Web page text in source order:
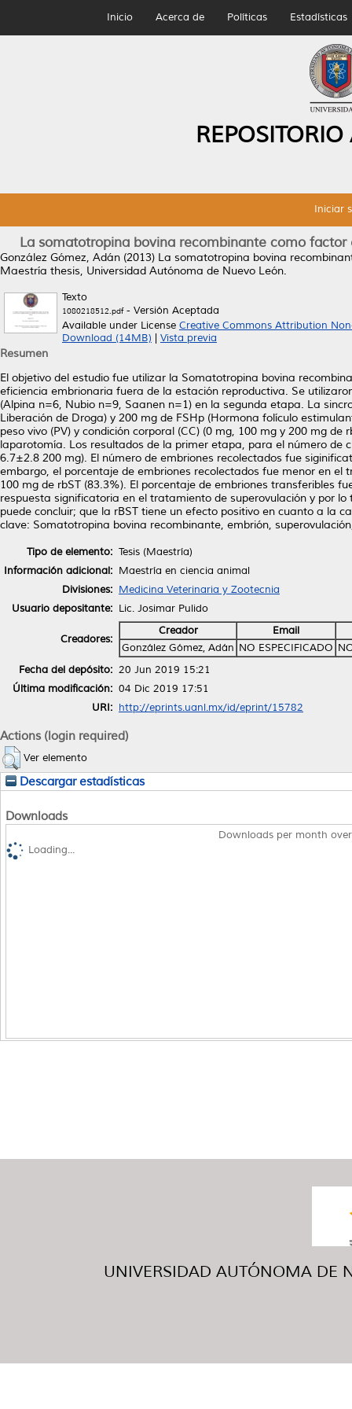
Inicio Acerca de Políticas Estadísticas
Iniciar
La somatotropina bovina recombinante como
González Gómez, Adán (2013) La somatotropina bovina
Maestría thesis, Universidad Autónoma de Nuevo León.
Texto
1080218512.pdf- Versión Aceptada
Available under License Creative Commons Attribution
Download (14MB)
Vista previa
Resumen
El objetivo del estudio fue utilizar la Somatotropina bovina
eficiencia embrionaria fuera de la estación reproductiva. Se
(Alpina n=6, Nubio n=9, Saanen n=1) en la segunda etapa. La
Liberación de Droga) y 200 mg de FSHp (Hormona folículo
peso vivo (PV) y condición corporal (CC) (0 mg, 100 mg y 200 mg
laparotomía. Los resultados de la primer etapa, para el número de
6.7±2.8 200 mg). El número de embriones recolectados fue
embargo, el porcentaje de embriones recolectados fue menor en
100 mg de rbST (83.3%). El porcentaje de embriones transferibles
respuesta significatoria en el tratamiento de superovulación y por
puede concluir; que la rBST tiene un efecto positivo en cuanto a la
clave: Somatotropina bovina recombinante, embrión,
Tipo de elemento: Tesis (Maestría)
Información adicional: Maestría en ciencia animal
Divisiones: Medicina Veterinaria y Zootecnia
Usuario depositante: Lic. Josimar Pulido
Creadores:
Creador
Email
González Gómez, Adán NO ESPECIFICADO
Fecha del depósito: 20 Jun 2019 15:21
Última modificación: 04 Dic 2019 17:51
URI: http://eprints.uanl.mx/id/eprint/15782
Actions (login required)
Ver elemento
Descargar estadísticas
Downloads
Downloads per month
Loading...
UNIVERSIDAD AUTÓNOMA DE